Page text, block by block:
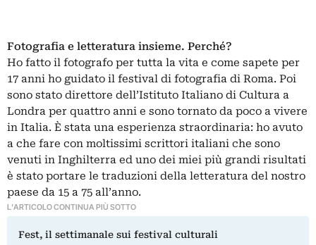
Fotografia e letteratura insieme. Perché?
Ho fatto il fotografo per tutta la vita e come sapete per
17 anni ho guidato il festival di fotografia di Roma. Poi
sono stato direttore dell’Istituto Italiano di Cultura a
Londra per quattro anni e sono tornato da poco a vivere
in Italia. È stata una esperienza straordinaria: ho avuto
a che fare con moltissimi scrittori italiani che sono
venuti in Inghilterra ed uno dei miei più grandi risultati
è stato portare le traduzioni della letteratura del nostro
paese da 15 a 75 all’anno.
L'ARTICOLO CONTINUA PIÙ SOTTO
Fest, il settimanale sui festival culturali